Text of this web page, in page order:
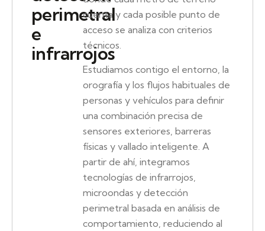
perimetral
e
infrarrojos
cuenta y cada posible punto de
acceso se analiza con criterios
técnicos.
Estudiamos contigo el entorno, la
orografía y los flujos habituales de
personas y vehículos para definir
una combinación precisa de
sensores exteriores, barreras
físicas y vallado inteligente. A
partir de ahí, integramos
tecnologías de infrarrojos,
microondas y detección
perimetral basada en análisis de
comportamiento, reduciendo al